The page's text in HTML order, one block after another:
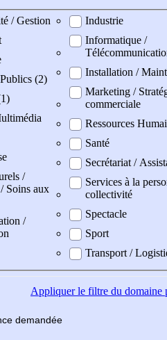
/ Gestion
(2)
/
Soins aux
/
Industrie
Informatique /
Installation /
Marketing /
commerciale
Ressources
Santé
Secrétariat /
Services à la
collectivité
Spectacle
Sport
Transport /
Appliquerle filtre du domaine
demandée